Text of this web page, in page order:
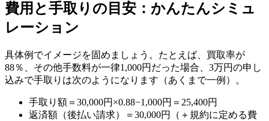
費用と手取りの目安：かんたんシミュ
レーション
具体例でイメージを固めましょう。たとえば、買取率が
88％、その他手数料が一律1,000円だった場合、3万円の申し
込みで手取りは次のようになります（あくまで一例）。
手取り額＝30,000円×0.88−1,000円＝25,400円
返済額（後払い請求）＝30,000円（＋規約に定める費